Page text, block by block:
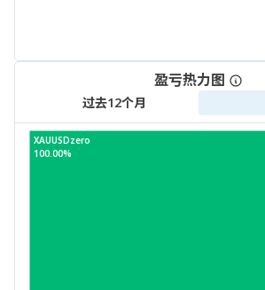
盈亏热力图
过去12个月
XAUUSDzero
100.00%